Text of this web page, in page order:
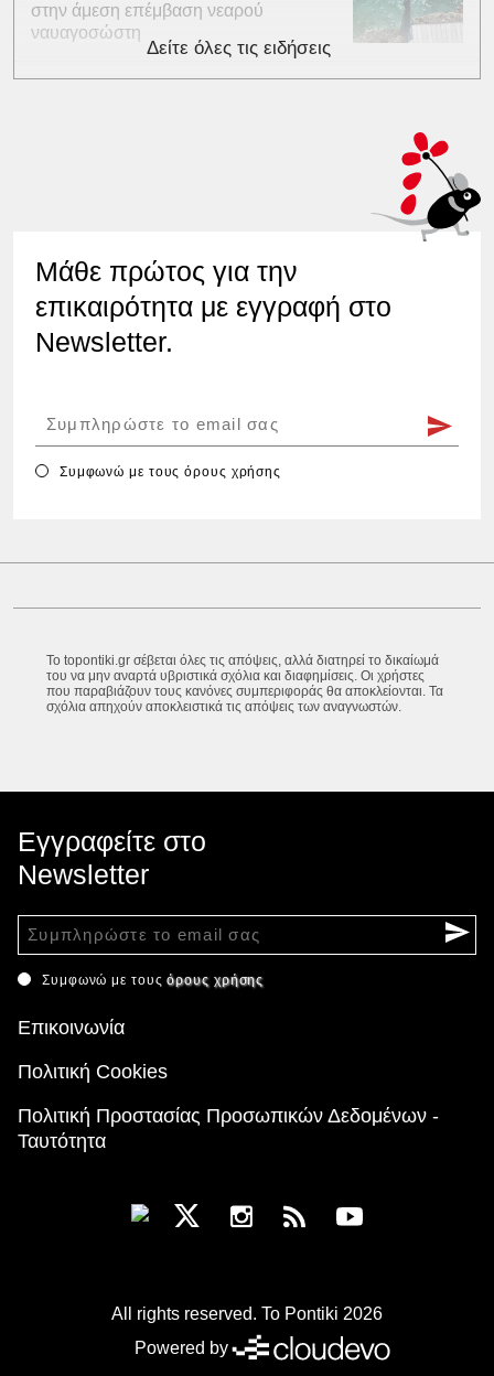
στην άμεση επέμβαση νεαρού
ναυαγοσώστη
Δείτε όλες τις ειδήσεις
Μάθε πρώτος για την
επικαιρότητα με εγγραφή στο
Newsletter.
Συμφωνώ με τουςόρους χρήσης
Το topontiki.gr σέβεται όλες τις απόψεις, αλλά διατηρεί το δικαίωμά
του να μην αναρτά υβριστικά σχόλια και διαφημίσεις. Οι χρήστες
που παραβιάζουν τους κανόνες συμπεριφοράς θα αποκλείονται. Τα
σχόλια απηχούν αποκλειστικά τις απόψεις των αναγνωστών.
Εγγραφείτε στο
Newsletter
Συμφωνώ με τουςόρους χρήσης
Επικοινωνία
Πολιτική Cookies
Πολιτική Προστασίας Προσωπικών Δεδομένων -
Ταυτότητα
All rights reserved. To Pontiki 2026
Powered by